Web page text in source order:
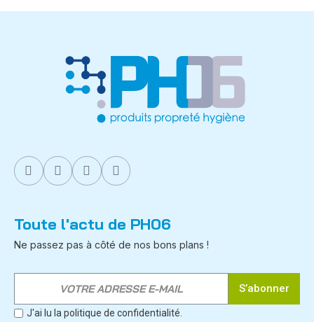
Toute l'actu de PH06
Ne passez pas à côté de nos bons plans !
S’abonner
J'ai lu la politique de confidentialité.